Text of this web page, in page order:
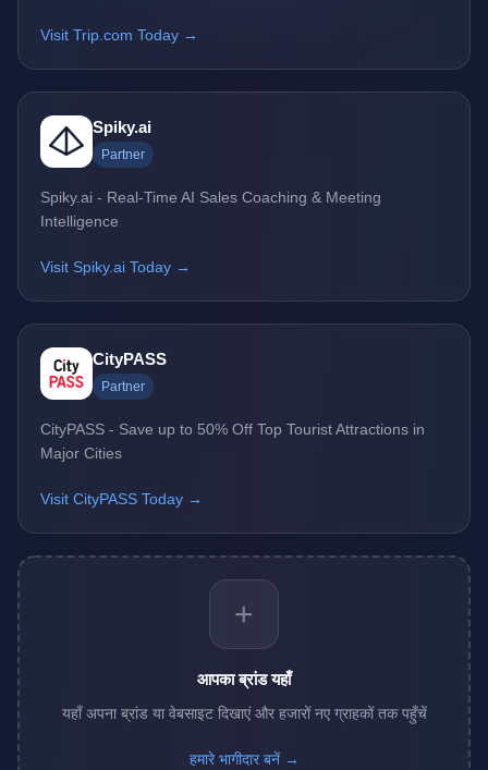
Visit Trip.com Today →
Spiky.ai
Partner
Spiky.ai - Real-Time AI Sales Coaching & Meeting
Intelligence
Visit Spiky.ai Today →
CityPASS
Partner
CityPASS - Save up to 50% Off Top Tourist Attractions in
Major Cities
Visit CityPASS Today →
+
आपका ब्रांड यहाँ
यहाँ अपना ब्रांड या वेबसाइट दिखाएं और हजारों नए ग्राहकों तक पहुँचें
हमारे भागीदार बनें →